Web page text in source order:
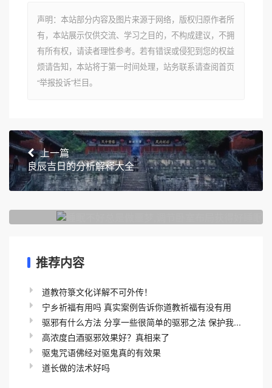
声明：本站部分内容及图片来源于网络，版权归原作者所
有，本站展示仅供交流、学习之目的，不构成建议，不拥
有所有权，请读者理性参考。若有错误或侵犯到您的权益
烦请告知，本站将于第一时间处理，站务联系请查阅首页
“举报投诉”栏目。
上一篇
良辰吉日的分析解释大全
下一篇
推荐内容
道教符箓文化详解不可外传！
宁乡祈福有用吗 真实案例告诉你道教祈福有没有用
驱邪有什么方法 分享一些很简单的驱邪之法 保护我...
高浓度白酒驱邪效果好？真相来了
驱鬼咒语佛经对驱鬼真的有效果
道长做的法术好吗